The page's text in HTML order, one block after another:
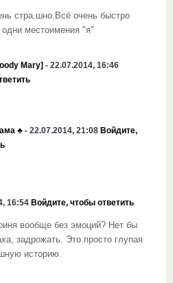
стра.шно.Всё очень быстро
одни местоимения "я"
Mary] - 22.07.2014, 16:46
♣️ - 22.07.2014, 21:08 Войдите,
16:54 Войдите, чтобы ответить
вообще без эмоций? Нет бы
задрожать. Это просто глупая
историю.